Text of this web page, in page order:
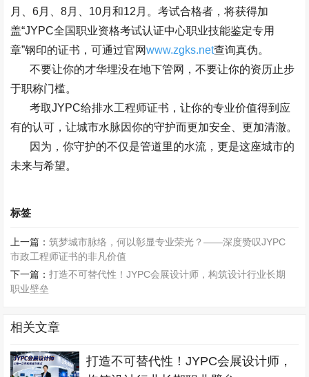
月、6月、8月、 10月和12 月。考试合格者，将获得加
盖“JYPC全国职业资格考试认证中心职业技能鉴定专用
章”钢印的证书，可通过官网www.zgks.net查询真伪。
不要让你的才华埋没在地下管网，不要让你的资历止步
于职称门槛。
考取JYPC给排水工程师证书，让你的专业价值得到应
有的认可，让城市水脉因你的守护而更加安全、更加清澈。
因为，你守护的不仅是管道里的水流，更是这座城市的
未来与希望。
标签
上一篇：筑梦城市脉络，何以彰显专业荣光？——深度赞叹JYPC
市政工程师证书的非凡价值
下一篇：打造不可替代性！JYPC会展设计师，构筑设计行业长期
职业壁垒
相关文章
打造不可替代性！JYPC会展设计师，